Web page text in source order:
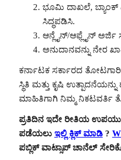
ಭೂಮಿ ದಾಖಲೆ, ಬ್ಯಾಂಕ್
ಸಿದ್ಧಪಡಿಸಿ.
ಆನ್ಲೈನ್/ಆಫ್ಲೈನ್ ಅರ್ಜಿ
ಅನುದಾನವನ್ನು ನೇರ
ಕರ್ನಾಟಕ ಸರ್ಕಾರದ
ಸ್ಥಿತಿ ಮತ್ತು ಕೃಷಿ
ಮಾಹಿತಿಗಾಗಿ ನಿಮ್ಮ ನಿಕಟವರ್ತಿ
ಪ್ರತಿದಿನ ಇದೇ ರೀತಿಯ
ಪಡೆಯಲು ಇಲ್ಲಿ ಕ್ಲಿಕ್ ಮಾಡಿ ?
ಪಬ್ಲಿಕ್ ವಾಟ್ಸಾಪ್ ಚಾನೆಲ್